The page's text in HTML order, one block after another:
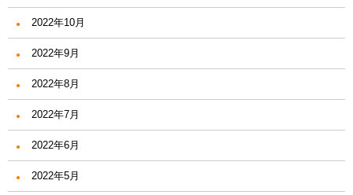
2022年10月
2022年9月
2022年8月
2022年7月
2022年6月
2022年5月